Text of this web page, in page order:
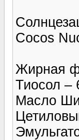
Cocos
Жирная
Тиосол –
Масло